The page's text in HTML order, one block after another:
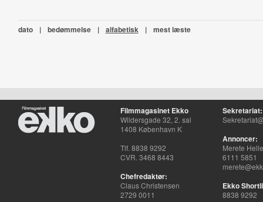
dato | bedømmelse | alfabetisk | mest læste
Filmmagasinet Ekko
Wildersgade 32, 2. sal
1408 København K
Tlf. 8838 9292
CVR. 3468 8443
Chefredaktør:
Claus Christensen
2729 0011
Sekretariat:
Annoncer:
Merete
6111 5851
Ekko
8838 9292